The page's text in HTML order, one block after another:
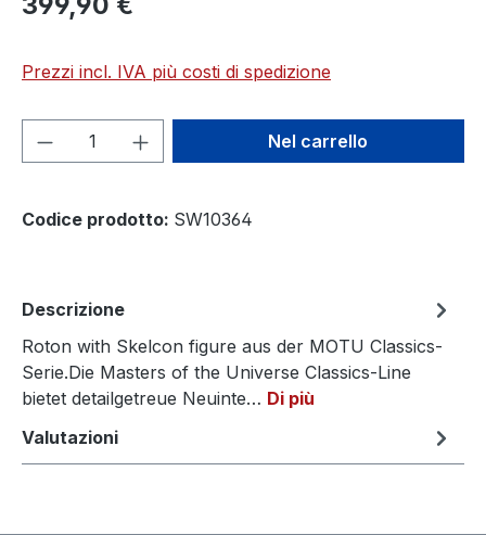
Prezzi incl. IVA più costi di spedizione
Quantità del prodotto: inserisci la
Nel carrello
Codice prodotto: SW10364
Descrizione
Roton with Skelcon figure aus der MOTU Classics-
Serie.Die Masters of the Universe Classics-Line
bietet detailgetreue Neuinte… Di più
Valutazioni